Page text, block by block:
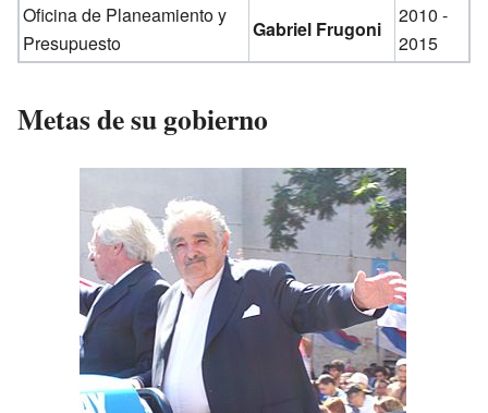
Oficina de Planeamiento y
Presupuesto
Gabriel Frugoni
2010 -
2015
Metas de su gobierno